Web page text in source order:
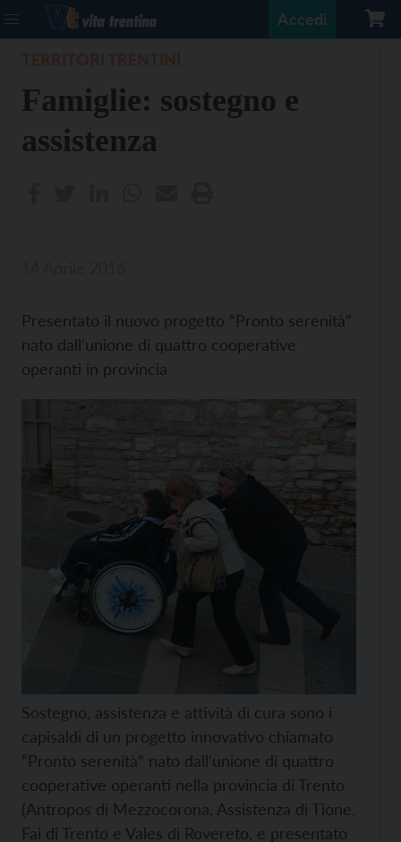
Accedi
Famiglie: sostegno e
assistenza
Presentato il nuovo progetto “Pronto serenità”
nato dall'unione di quattro cooperative
operanti in provincia
Sostegno, assistenza e attività di cura sono i
capisaldi di un progetto innovativo chiamato
“Pronto serenità” nato dall'unione di quattro
cooperative operanti nella provincia di Trento
(Antropos di Mezzocorona, Assistenza di Tione,
Fai di Trento e Vales di Rovereto, e presentato